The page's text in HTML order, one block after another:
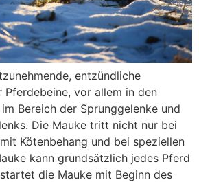
entzündliche
Pferdebeine, vor allem in den
Bereich der Sprunggelenke und
Die Mauke tritt nicht nur bei
Kötenbehang und bei speziellen
kann grundsätzlich jedes Pferd
die Mauke mit Beginn des